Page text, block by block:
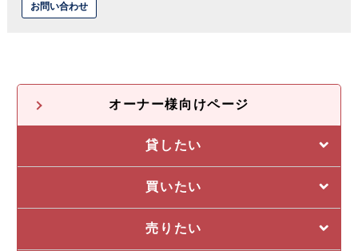
お問い合わせ
オーナー様向けページ
貸したい
選ばれる5つの理由
管理システム
買いたい
私たちの5つの強み
売りたい